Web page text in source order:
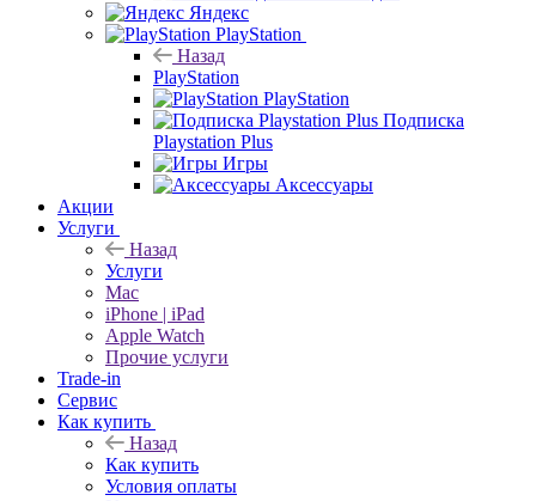
Яндекс
PlayStation
Назад
PlayStation
PlayStation
Подписка
Playstation Plus
Игры
Аксессуары
Акции
Услуги
Назад
Услуги
Mac
iPhone | iPad
Apple Watch
Прочие услуги
Trade-in
Сервис
Как купить
Назад
Как купить
Условия оплаты